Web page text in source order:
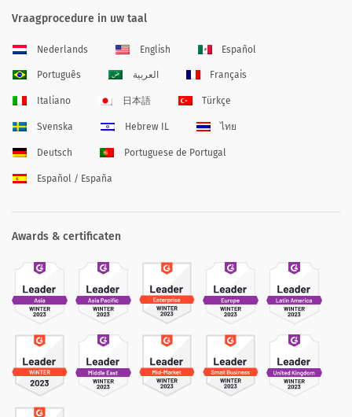
Vraagprocedure in uw taal
Nederlands English Español
Português العربية Français
Italiano 日本語 Türkçe
Svenska Hebrew IL ไทย
Deutsch Portuguese de Portugal
Español / España
Awards & certificaten